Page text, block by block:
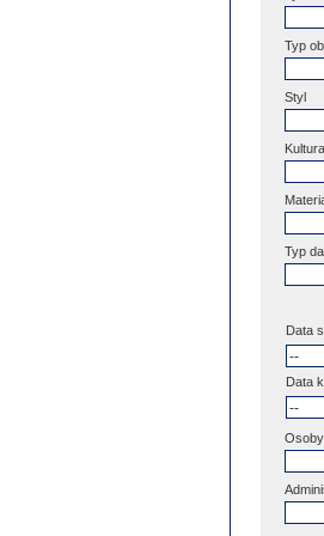
Typ
Styl
Typ
Data
Data
Osoby